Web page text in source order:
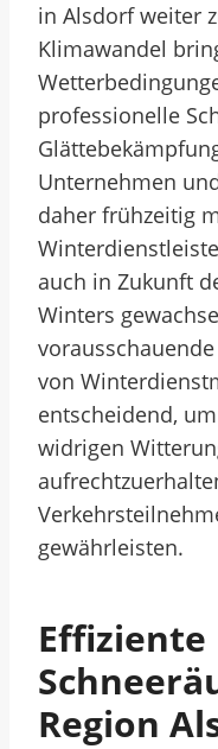
in Alsdorf weiter
Klimawandel
professionelle
Unternehmen
daher frühzeitig
auch in Zukunft
Winters
von
entscheidend,
widrigen
gewährleisten.
Effiziente
Region